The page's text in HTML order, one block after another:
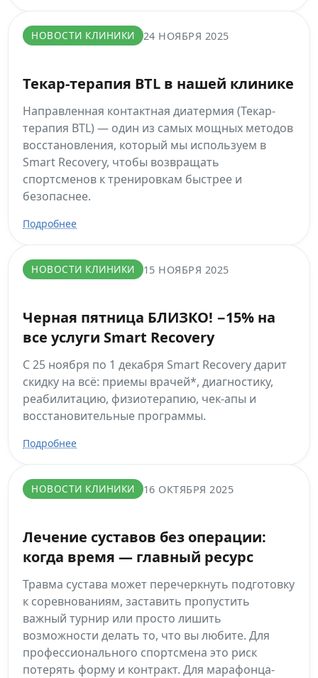
НОВОСТИ КЛИНИКИ 24 НОЯБРЯ 2025
Текар-терапия BTL в нашей клинике
Направленная контактная диатермия (Текар-
терапия BTL) — один из самых мощных методов
восстановления, который мы используем в
Smart Recovery, чтобы возвращать
спортсменов к тренировкам быстрее и
безопаснее.
Подробнее
НОВОСТИ КЛИНИКИ 15 НОЯБРЯ 2025
Черная пятница БЛИЗКО! −15% на
все услуги Smart Recovery
С 25 ноября по 1 декабря Smart Recovery дарит
скидку на всё: приемы врачей*, диагностику,
реабилитацию, физиотерапию, чек-апы и
восстановительные программы.
Подробнее
НОВОСТИ КЛИНИКИ 16 ОКТЯБРЯ 2025
Лечение суставов без операции:
когда время — главный ресурс
Травма сустава может перечеркнуть подготовку
к соревнованиям, заставить пропустить
важный турнир или просто лишить
возможности делать то, что вы любите. Для
профессионального спортсмена это риск
потерять форму и контракт. Для марафонца-